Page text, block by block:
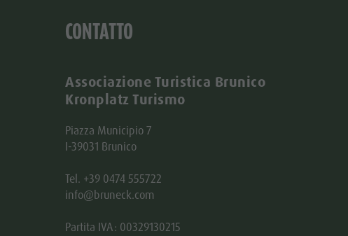
CONTATTO
Associazione Turistica Brunico
Kronplatz Turismo
Piazza Municipio 7
I-39031 Brunico
Tel. +39 0474 555722
info@bruneck.com
Partita IVA: 00329130215